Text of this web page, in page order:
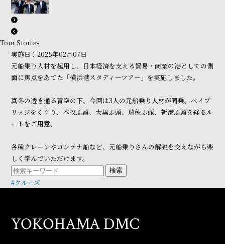
Tour Stories
実施日：2025年02月07日
元船乗り人材を起用し、日本経済を支える貿易・商業の港としての側
面に焦点をあてた「横浜港スタディーツアー」を実施しました。
真冬の透き通る青空の下、今回は3人の元船乗り人材が同乗。ベイブ
リッジをくぐり、本牧ふ頭、大黒ふ頭、瑞穂ふ頭、新港ふ頭を経るル
ートをご用意。
各種クレーンやコンテナ船など、元船乗りさんの解説を交えながら楽
しく学んでいただけます。
検索
#クルーズ
YOKOHAMA DMC